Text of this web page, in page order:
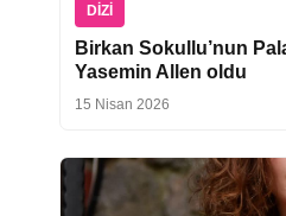
DIZI
Birkan Sokullu’nun
Yasemin Allen oldu
15 Nisan 2026